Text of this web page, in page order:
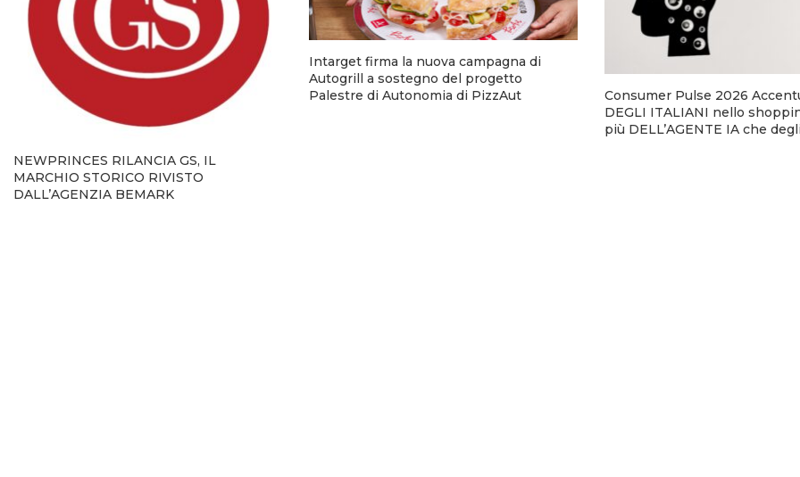
NEWPRINCES RILANCIA GS, IL
MARCHIO STORICO RIVISTO
DALL’AGENZIA BEMARK
Intarget firma la nuova campagna di
Autogrill a sostegno del progetto
Palestre di Autonomia di PizzAut
Consumer Pulse 2026
DEGLI ITALIANI nello
più DELL’AGENTE IA che